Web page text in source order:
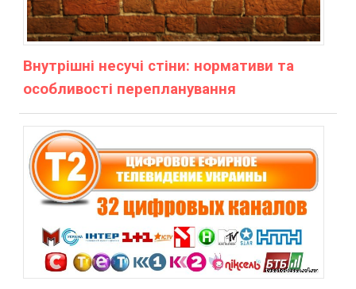
Внутрішні несучі стіни: нормативи та
особливості перепланування